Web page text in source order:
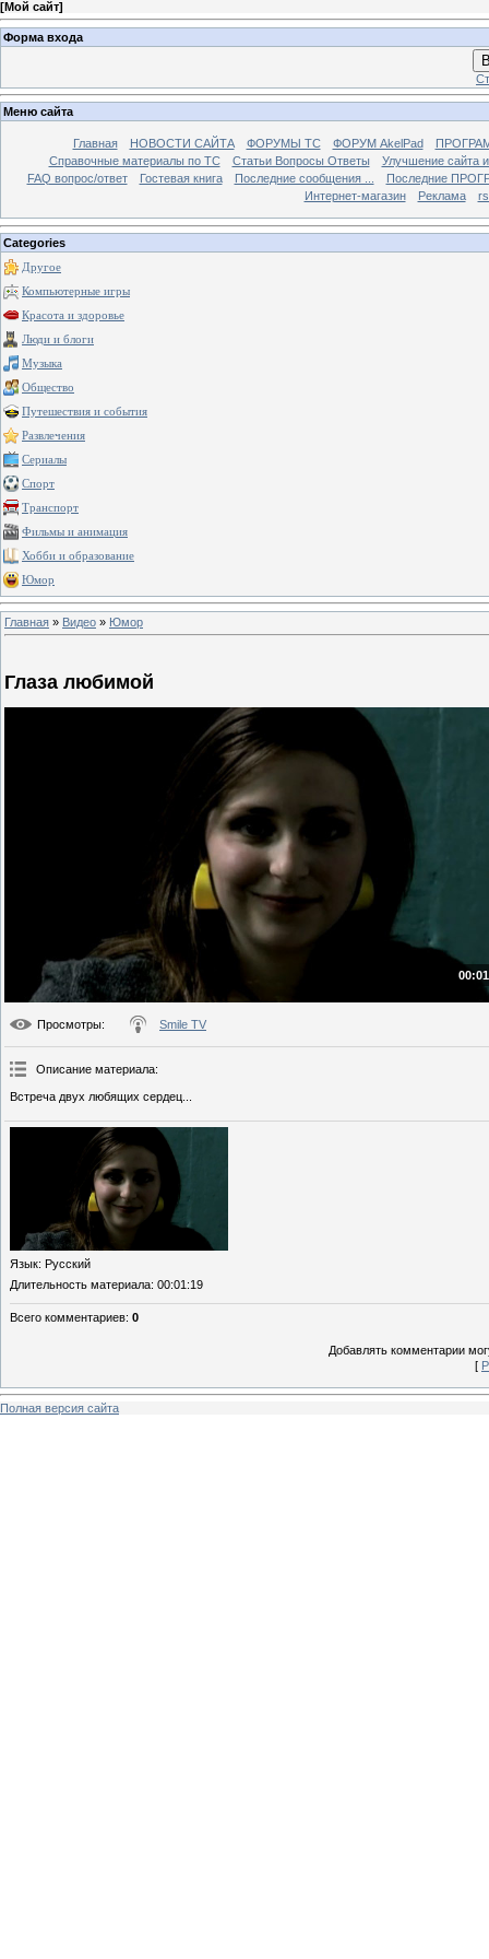
[Мой сайт]
Форма входа
Меню сайта
Главная НОВОСТИ САЙТА ФОРУМЫ TC ФОРУМ AkelPad
Справочные материалы по TС
Статьи Вопросы Ответы
Улучшение сайта
FAQ вопрос/ответ
Гостевая книга Последние сообщения ...
Последние
Интернет-магазин
Реклама
Categories
Другое
Компьютерные игры
Красота и здоровье
Люди и блоги
Музыка
Общество
Путешествия и события
Развлечения
Сериалы
Спорт
Транспорт
Фильмы и анимация
Хобби и образование
Юмор
Главная » Видео » Юмор
Глаза любимой
Просмотры: Smile TV
Описание материала:
Встреча двух любящих сердец...
Язык: Русский
Длительность материала: 00:01:19
Всего комментариев: 0
Добавлять комментарии
[
Полная версия сайта